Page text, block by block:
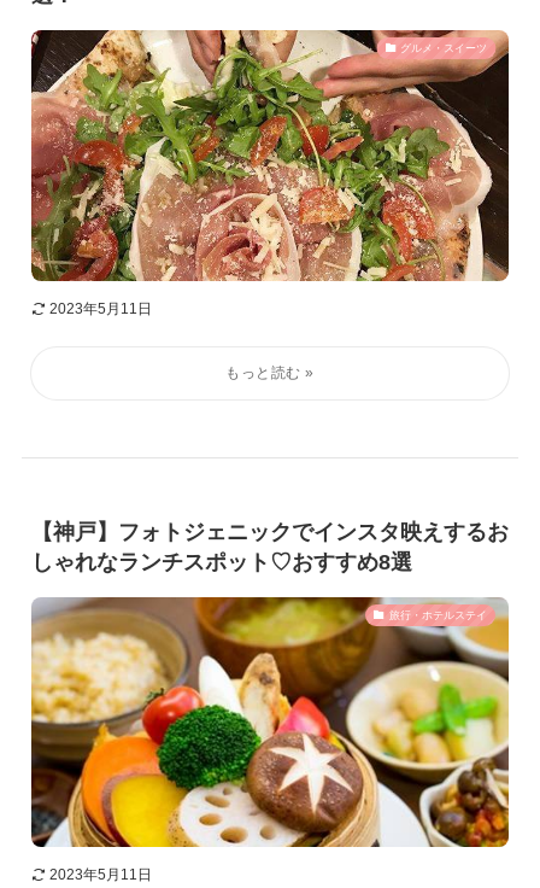
グルメ・スイーツ
2023年5月11日
【神戸】フォトジェニックでインスタ映えするお
しゃれなランチスポット♡おすすめ8選
旅行・ホテルステイ
2023年5月11日